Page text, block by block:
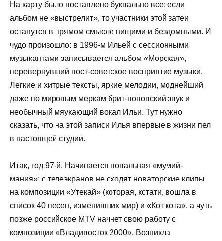
На карту было поставлено буквально все: если
альбом не «выстрелит», то участники этой затеи
останутся в прямом смысле нищими и бездомными. И
чудо произошло: в 1996-м Ильей с сессионными
музыкантами записывается альбом «Морская»,
перевернувший пост-советское восприятие музыки.
Легкие и хитрые тексты, яркие мелодии, моднейший
даже по мировым меркам брит-поповский звук и
необычный мяукающий вокал Ильи. Тут нужно
сказать, что на этой записи Илья впервые в жизни пел
в настоящей студии.
Итак, год 97-й. Начинается повальная «мумий-
мания»: с телеэкранов не сходят новаторские клипы
на композиции «Утекай» (которая, кстати, вошла в
список 40 песен, изменивших мир) и «Кот кота», а чуть
позже российское MTV начнет свою работу с
композиции «Владивосток 2000». Возникла